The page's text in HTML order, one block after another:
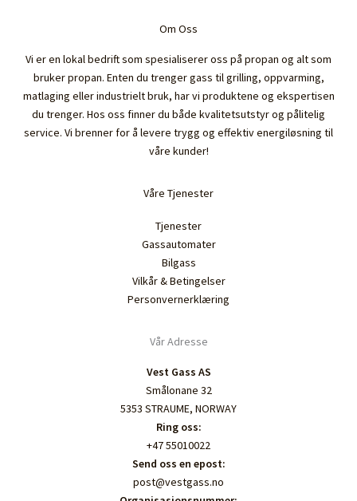
Om Oss
Vi er en lokal bedrift som spesialiserer oss på propan og alt som
bruker propan. Enten du trenger gass til grilling, oppvarming,
matlaging eller industrielt bruk, har vi produktene og ekspertisen
du trenger. Hos oss finner du både kvalitetsutstyr og pålitelig
service. Vi brenner for å levere trygg og effektiv energiløsning til
våre kunder!
Våre Tjenester
Tjenester
Gassautomater
Bilgass
Vilkår & Betingelser
Personvernerklæring
Vår Adresse
Vest Gass AS
Smålonane 32
5353 STRAUME, NORWAY
Ring oss:
+47 55010022
Send oss en epost:
post@vestgass.no